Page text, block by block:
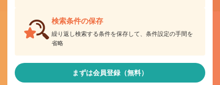
検索条件の保存
繰り返し検索する条件を保存して、条件設定の手間を
省略
まずは会員登録（無料）